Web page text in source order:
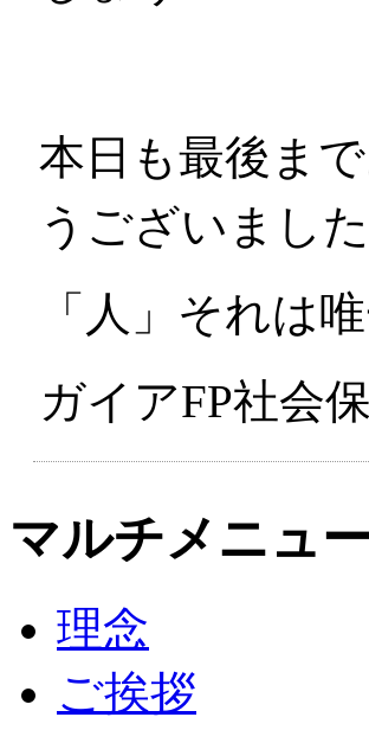
本日も最後ま
うございました
「人」それは
ガイアFP社会
マルチメニュ
理念
ご挨拶